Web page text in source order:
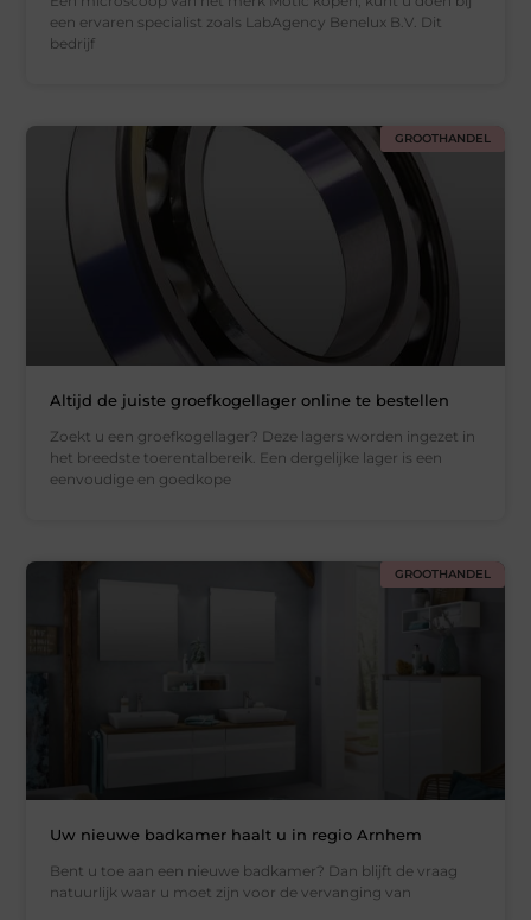
een ervaren specialist zoals LabAgency Benelux B.V. Dit
bedrijf
GROOTHANDEL
Altijd de juiste groefkogellager online te bestellen
Zoekt u een groefkogellager? Deze lagers worden ingezet in
het breedste toerentalbereik. Een dergelijke lager is een
eenvoudige en goedkope
GROOTHANDEL
Uw nieuwe badkamer haalt u in regio Arnhem
Bent u toe aan een nieuwe badkamer? Dan blijft de vraag
natuurlijk waar u moet zijn voor de vervanging van